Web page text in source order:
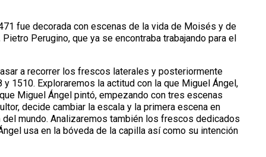
fue decorada con escenas de la vida de Moisés y de
Perugino, que ya se encontraba trabajando para el
a recorrer los frescos laterales y posteriormente
1510. Exploraremos la actitud con la que Miguel Ángel,
Miguel Ángel pintó, empezando con tres escenas
decide cambiar la escala y la primera escena en
mundo. Analizaremos también los frescos dedicados
usa en la bóveda de la capilla así como su intención